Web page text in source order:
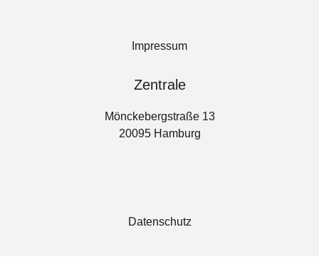
Impressum
Zentrale
Mönckebergstraße 13
20095 Hamburg
Datenschutz